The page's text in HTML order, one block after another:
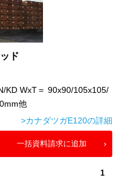
ド
KD WxT＝ 90x90/105x105/
他
>カナダツガE120の詳細
一括資料請求に追加
1